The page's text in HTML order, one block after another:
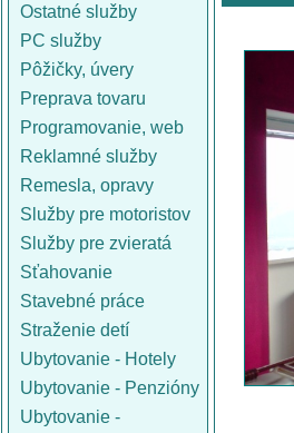
Ostatné služby
PC služby
Pôžičky, úvery
Preprava tovaru
Programovanie, web
Reklamné služby
Remesla, opravy
Služby pre motoristov
Služby pre zvieratá
Sťahovanie
Stavebné práce
Straženie detí
Ubytovanie - Hotely
Ubytovanie - Penzióny
Ubytovanie -